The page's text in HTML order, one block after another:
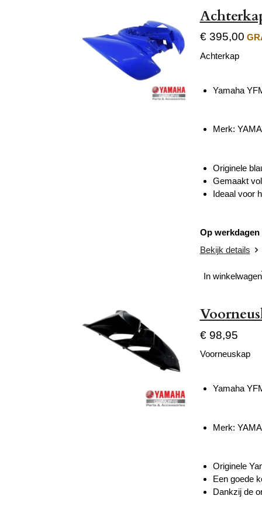
€ 395,00
Achterkap
Yamaha
Merk:
Originele
Gemaakt
Ideaal voor
Op
Bekijk details
In winkelwagen
€ 98,95
Voorneuskap
Yamaha
Merk:
Originele
Een goede
Dankzij de